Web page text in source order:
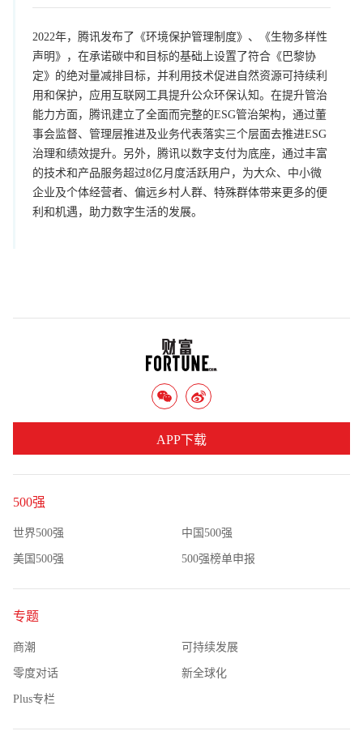
2022年，腾讯发布了《环境保护管理制度》、《生物多样性
声明》，在承诺碳中和目标的基础上设置了符合《巴黎协
定》的绝对量减排目标，并利用技术促进自然资源可持续利
用和保护，应用互联网工具提升公众环保认知。在提升管治
能力方面，腾讯建立了全面而完整的ESG管治架构，通过董
事会监督、管理层推进及业务代表落实三个层面去推进ESG
治理和绩效提升。另外，腾讯以数字支付为底座，通过丰富
的技术和产品服务超过8亿月度活跃用户，为大众、中小微
企业及个体经营者、偏远乡村人群、特殊群体带来更多的便
利和机遇，助力数字生活的发展。
500强
世界500强 中国500强
美国500强 500强榜单申报
专题
商潮 可持续发展
零度对话 新全球化
Plus专栏
APP下载